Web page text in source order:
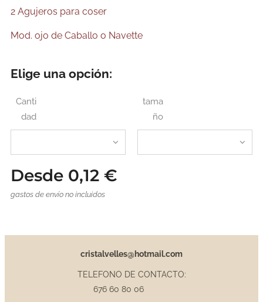
2 Agujeros para coser
Mod. ojo de Caballo o Navette
Elige una opción:
Canti
dad
tama
ño
Desde 0,12 €
gastos de envío no incluidos
cristalvelles@hotmail.com
TELEFONO DE CONTACTO:
676 60 80 06